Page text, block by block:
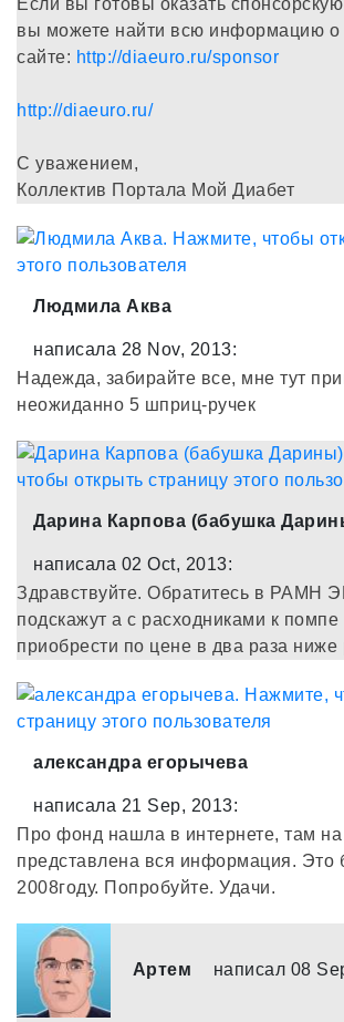
Если вы готовы оказать
вы можете найти всю информацию о
сайте: http://diaeuro.ru/sponsor
http://diaeuro.ru/
С уважением,
Коллектив Портала Мой Диабет
Людмила Аква
написала 28 Nov, 2013:
Надежда, забирайте все, мне тут
неожиданно 5 шприц-ручек
Дарина Карпова (бабушка
написала 02 Oct, 2013:
Здравствуйте. Обратитесь в РАМН
подскажут а с расходниками к
приобрести по цене в два раза
александра егорычева
написала 21 Sep, 2013:
Про фонд нашла в интернете, там на
представлена вся информация. Это
2008году. Попробуйте. Удачи.
Артем написал 08